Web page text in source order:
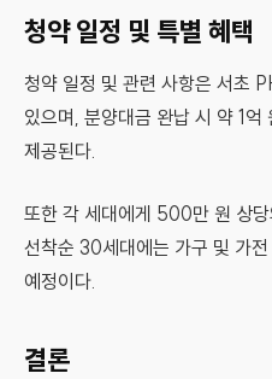
청약 일정 및 특별 혜택
청약 일정 및 관련 사항은 서초
있으며, 분양대금 완납 시 약 1억
제공된다.
또한 각 세대에게 500만 원 상
선착순 30세대에는 가구 및 가
예정이다.
결론